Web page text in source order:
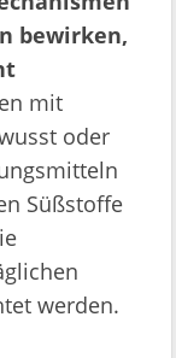
bewirken,
mit
oder
Süßstoffe
werden.